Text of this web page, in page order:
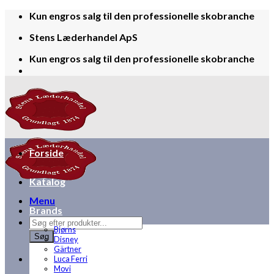
Skip
content
Kun engros salg til den professionelle skobranche
Stens Læderhandel ApS
Kun engros salg til den professionelle skobranche
Menu
Products
search
Søg
Forside
Katalog
Brands
Bjørns
Disney
Gärtner
Luca Ferri
Movi